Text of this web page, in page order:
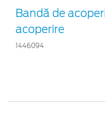
Bandă de
acoperire
1446094